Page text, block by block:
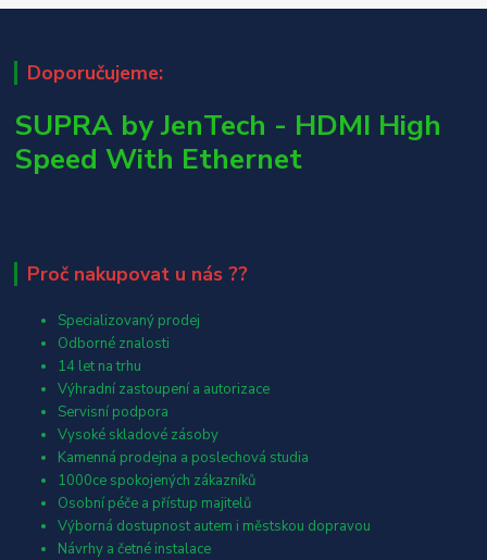
Doporučujeme:
SUPRA by JenTech - HDMI High
Speed With Ethernet
Proč nakupovat u nás ??
Specializovaný prodej
Odborné znalosti
14 let na trhu
Výhradní zastoupení a autorizace
Servisní podpora
Vysoké skladové zásoby
Kamenná prodejna a poslechová studia
1000ce spokojených zákazníků
Osobní péče a přístup majitelů
Výborná dostupnost autem i městskou dopravou
Návrhy a četné instalace